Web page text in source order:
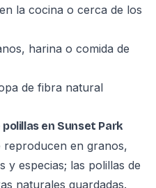
la cocina o cerca de los
harina o comida de
de fibra natural
en Sunset Park
reproducen en granos,
y especias; las polillas de
naturales guardadas.